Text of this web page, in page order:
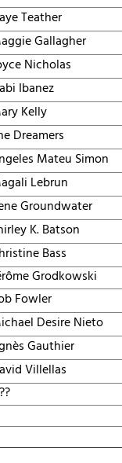
Teather
Gallagher
Nicholas
Ibanez
Kelly
Dreamers
Mateu Simon
Lebrun
Groundwater
K. Batson
Bass
Grodkowski
Fowler
Desire Nieto
Gauthier
Villellas